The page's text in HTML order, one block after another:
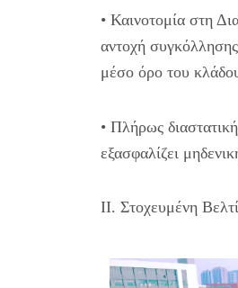
• Καινοτομία στη
αντοχή
μέσο όρο του
• Πλήρως
εξασφαλίζει
II. Στοχευμένη